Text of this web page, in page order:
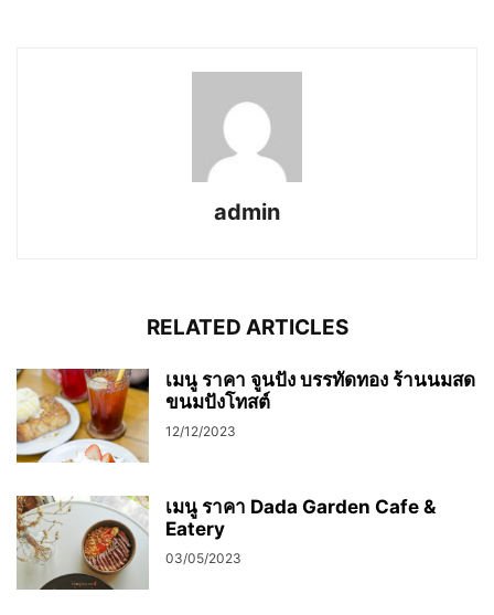
admin
RELATED ARTICLES
เมนู ราคา จูนปัง บรรทัดทอง ร้านนมสด
ขนมปังโทสต์
12/12/2023
เมนู ราคา Dada Garden Cafe &
Eatery
03/05/2023